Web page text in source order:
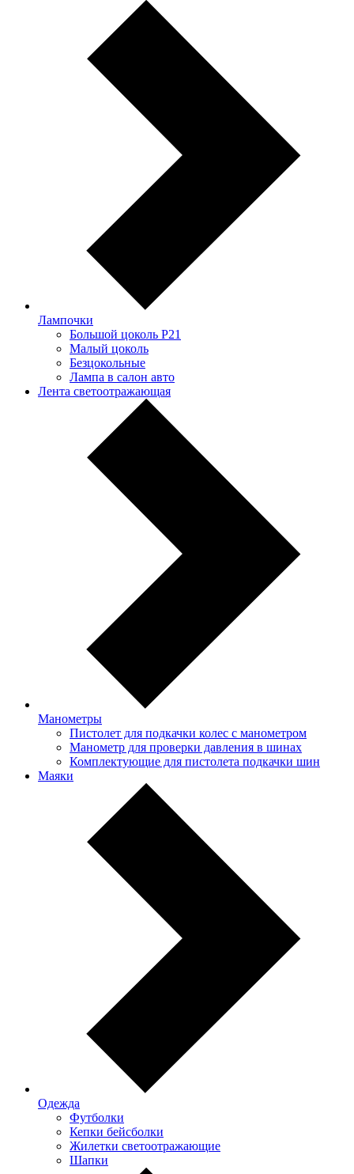
Лампочки
Большой цоколь P21
Малый цоколь
Безцокольные
Лампа в салон авто
Лента светоотражающая
Манометры
Пистолет для подкачки колес с манометром
Манометр для проверки давления в шинах
Комплектующие для пистолета подкачки шин
Маяки
Одежда
Футболки
Кепки бейсболки
Жилетки светоотражающие
Шапки